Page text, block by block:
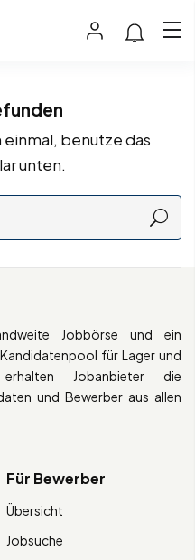
benutze das
unten.
Jobbörse und ein
für Lager und
Jobanbieter die
und Bewerber aus allen
Für Bewerber
Übersicht
Jobsuche